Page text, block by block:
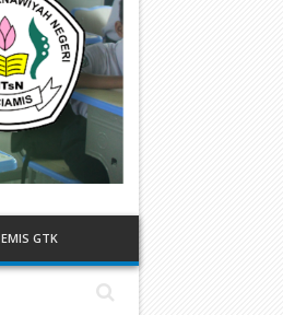
EMIS GTK